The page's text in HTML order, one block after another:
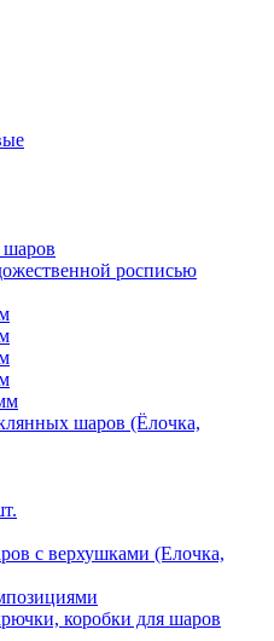
ПУЗЫРИ
стеклянных шаров
(Delux)
(ручная работа)
шаров